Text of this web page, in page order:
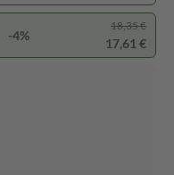
-4%
18,35 €
17,61 €